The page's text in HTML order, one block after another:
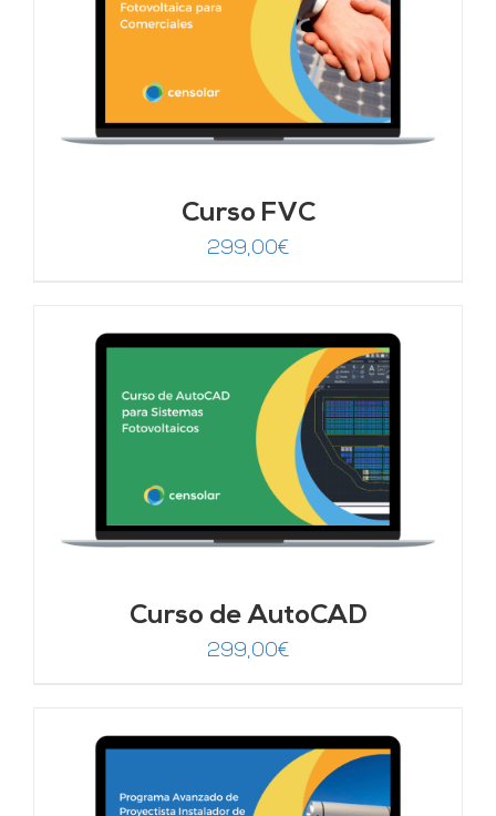
Curso FVC
299,00€
Curso de AutoCAD
299,00€